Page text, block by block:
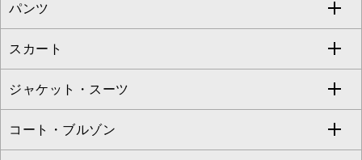
カットソー・Tシャツ
ブラウス・シャツ
ニット・セーター
カーディガン
すべてのワンピース・ドレス
ワンピース
ドレス
チュニック
パンツ
すべてのパンツ
フルレングスパンツ
クロップド・半端丈パンツ
スカート
すべてのスカート
ロング・マキシ丈スカート
ジャケット・スーツ
すべてのジャケット・スーツ
コート・ブルゾン